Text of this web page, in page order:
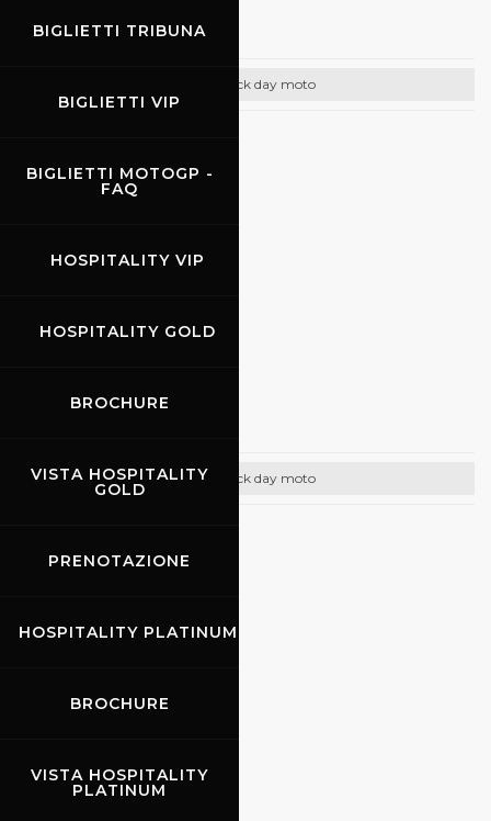
BIGLIETTI TRIBUNA
BIGLIETTI VIP
BIGLIETTI MOTOGP -
FAQ
HOSPITALITY VIP
HOSPITALITY GOLD
BROCHURE
VISTA HOSPITALITY
GOLD
PRENOTAZIONE
HOSPITALITY PLATINUM
BROCHURE
VISTA HOSPITALITY
PLATINUM
Promo Racing
Track day moto
Email:info@promoracing.it
https://www.promoracing.it/it
Promo Racing
Track day moto
31.08.2026